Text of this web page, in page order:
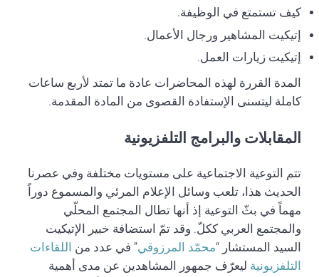
كيف تستمتع في الوظيفة.
إتيكيت المشاهير ورجال الأعمال.
إتيكيت زيارات العمل.
المدة القررة لهذه المحاضرات عادة ما تمتد لأربع ساعات
كاملة ليتسنى الإستفادة القصوى من المادة المقدمة.
المقابلات والبرامج التلفزيونية
تتم التوعية الاجتماعية على مستويات مختلفة وفي عصرنا
الحديث هذا، تلعب وسائل الإعلام المرئي والمسموع دوراً
مهماً في بثّ التوعية إذ أنها تطال المجتمع المحلّي
والمجتمع العربي ككلّ. وقد تمّ استضافة خبير الإتيكيت
السيد المستشار “محمّد المرزوقي” في عدد من اللقاءات
التلفزيونية ليعرّف جمهور المشاهدين عن مدى أهمية